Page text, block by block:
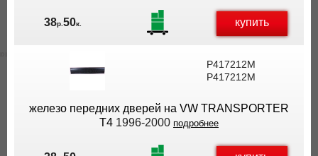
38р.50к. купить
P417212M
P417212M
железо передних дверей на VW TRANSPORTER
T4 1996-2000 подробнее